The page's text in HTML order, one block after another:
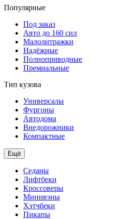
Популярные
Под заказ
Авто до 160 сил
Малолитражки
Надёжные
Полноприводные
Премиальные
Тип кузова
Универсалы
Фургоны
Автодома
Внедорожники
Компактные
Ещё
Седаны
Лифтбеки
Кроссоверы
Минивэны
Хэтчбеки
Пикапы